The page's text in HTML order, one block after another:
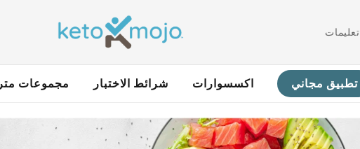
تعليمات
مجموعات متر شرائط الاختبار اكسسوارات تطبيق مجاني